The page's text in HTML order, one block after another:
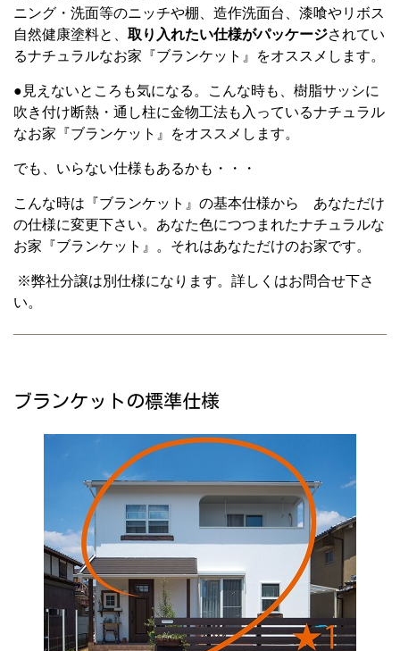
ニング・洗面等のニッチや棚、造作洗面台、漆喰やリボス
自然健康塗料と、 取り入れたい仕様がパッケージされてい
るナチュラルなお家『ブランケット』をオススメします。
●見えないところも気になる。こんな時も、樹脂サッシに
吹き付け断熱・通し柱に金物工法も入っているナチュラル
なお家『ブランケット』をオススメします。
でも、いらない仕様もあるかも・・・
こんな時は『ブランケット』の基本仕様から あなただけ
の仕様に変更下さい。あなた色につつまれたナチュラルな
お家『ブランケット』。それはあなただけのお家です。
※弊社分譲は別仕様になります。詳しくはお問合せ下さ
い。
ブランケットの標準仕様